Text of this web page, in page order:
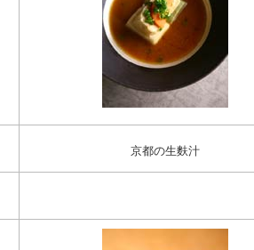
京都の生麩汁